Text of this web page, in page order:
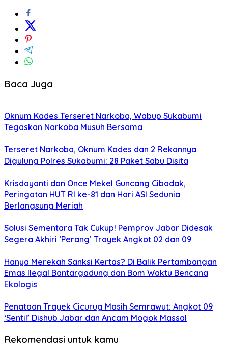
Baca Juga
Oknum Kades Terseret Narkoba, Wabup Sukabumi
Tegaskan Narkoba Musuh Bersama
Terseret Narkoba, Oknum Kades dan 2 Rekannya
Digulung Polres Sukabumi: 28 Paket Sabu Disita
Krisdayanti dan Once Mekel Guncang Cibadak,
Peringatan HUT RI ke-81 dan Hari ASI Sedunia
Berlangsung Meriah
Solusi Sementara Tak Cukup! Pemprov Jabar Didesak
Segera Akhiri ‘Perang’ Trayek Angkot 02 dan 09
Hanya Merekah Sanksi Kertas? Di Balik Pertambangan
Emas Ilegal Bantargadung dan Bom Waktu Bencana
Ekologis
Penataan Trayek Cicurug Masih Semrawut: Angkot 09
‘Sentil’ Dishub Jabar dan Ancam Mogok Massal
Rekomendasi untuk kamu